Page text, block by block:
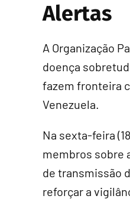
Alertas
A Organização
doença
fazem fronteira
Venezuela.
Na sexta-feira
membros sobre
de transmissão
reforçar a